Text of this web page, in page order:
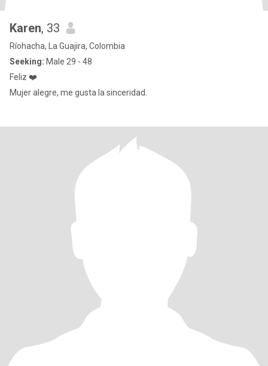
Karen, 33
Ríohacha, La Guajira, Colombia
Seeking: Male 29 - 48
Feliz ❤️
Mujer alegre, me gusta la sinceridad.